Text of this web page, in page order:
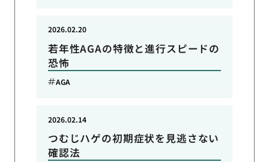
若年性AGAの特徴と進行スピードの
恐怖
2026.02.20
AGA
つむじハゲの初期症状を見逃さない
確認法
2026.02.14